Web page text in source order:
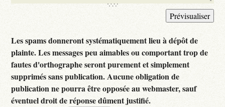
Les spams donneront systématiquement lieu à dépôt de
plainte. Les messages peu aimables ou comportant trop de
fautes d'orthographe seront purement et simplement
supprimés sans publication. Aucune obligation de
publication ne pourra être opposée au webmaster, sauf
éventuel droit de réponse dûment justifié.